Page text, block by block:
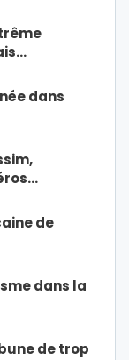
dans
de
dans la
de trop